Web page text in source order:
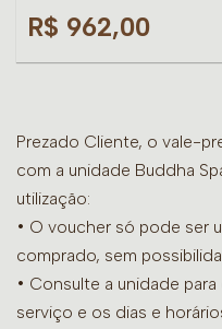
R$ 962,00
Prezado Cliente, o vale-
com a unidade Buddha
utilização:
• O voucher só pode ser
comprado, sem
• Consulte a unidade
serviço e os dias e